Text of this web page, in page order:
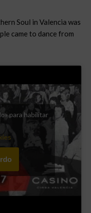
Soul in Valencia was
came to dance from
para habilitar